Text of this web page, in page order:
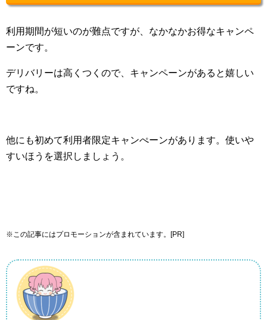
利用期間が短いのが難点ですが、なかなかお得なキャンペ
ーンです。
デリバリーは高くつくので、キャンペーンがあると嬉しい
ですね。
他にも初めて利用者限定キャンぺーンがあります。使いや
すいほうを選択しましょう。
※この記事にはプロモーションが含まれています。[PR]